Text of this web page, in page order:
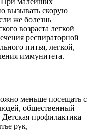
вызывать скорую
же болезнь
возраста легкой
респираторной
питья, легкой,
иммунитета.
меньше посещать с
общественный
профилактика
рук,